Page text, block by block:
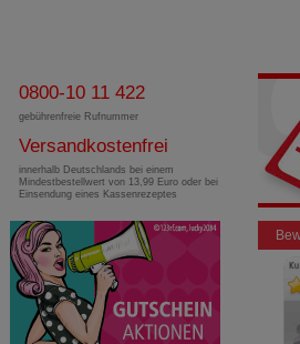
0800-10 11 422
gebührenfreie Rufnummer
Versandkostenfrei
innerhalb Deutschlands bei einem
Mindestbestellwert von 13,99 Euro oder bei
Einsendung eines Kassenrezeptes